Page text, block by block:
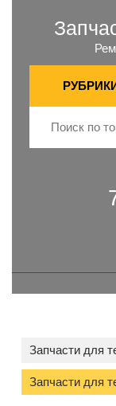
Запчасти для
Запчасти для